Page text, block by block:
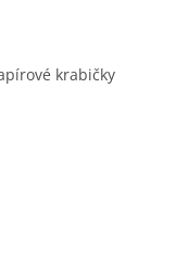
krabičky